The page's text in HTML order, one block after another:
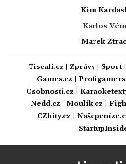
Kim
Karlos
Marek
Tiscali.cz Zprávy| Sport|
Games.cz
Osobnosti.cz
Nedd.cz
Moulík.cz
CZhity.cz